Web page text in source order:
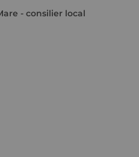
- consilier local